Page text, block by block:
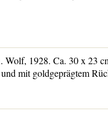
1928. Ca. 30 x 23
mit goldgeprägtem